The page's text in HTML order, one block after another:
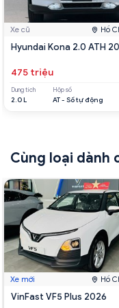
Xe cũ Hồ
Hyundai Kona 2.0 ATH
475 triệu
Dung tích
2.0 L
Hộp số
AT - Số tự động
Cùng loại dành
Xe mới Hồ
VinFast VF5 Plus 2026